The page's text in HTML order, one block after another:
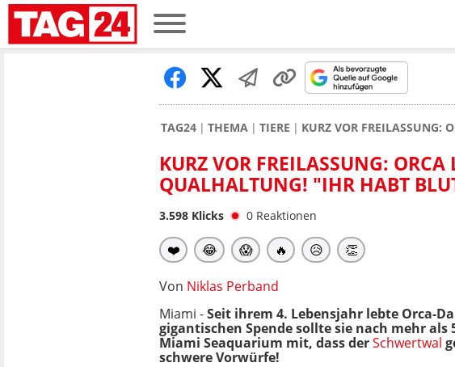
TAG24 THEMA TIERE KURZ VOR FREILASSUNG:
KURZ VOR FREILASSUNG:
QUALHALTUNG! "IHR HABT
3.598 Klicks 0 Reaktionen
❤️ 😂 😱 🔥 😥 👏
Von Niklas Perband
Miami -Seit ihrem 4. Lebensjahr lebte Orca-
gigantischen Spende sollte sie nach mehr als
Miami Seaquarium mit, dass derSchwertwal
schwere Vorwürfe!